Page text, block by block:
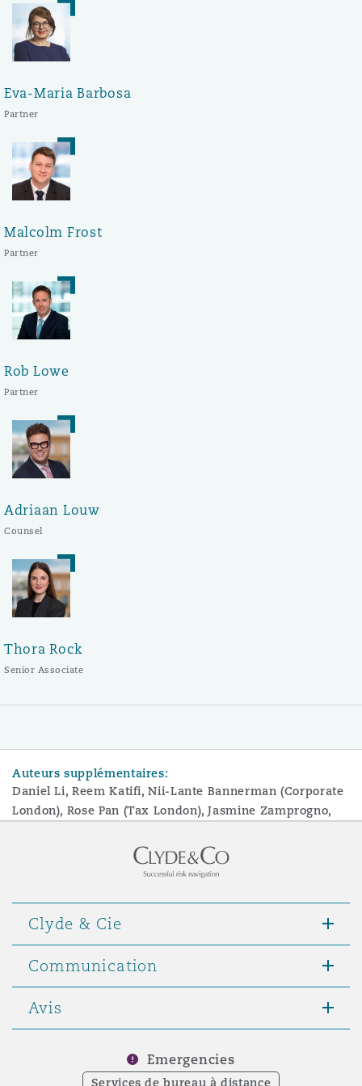
Eva-Maria Barbosa
Partner
Malcolm Frost
Partner
Rob Lowe
Partner
Adriaan Louw
Counsel
Thora Rock
Senior Associate
Auteurs supplémentaires:
Daniel Li, Reem Katifi, Nii-Lante Bannerman (Corporate
London), Rose Pan (Tax London), Jasmine Zamprogno,
Clyde & Cie
Communication
Avis
Emergencies
Services de bureau à distance